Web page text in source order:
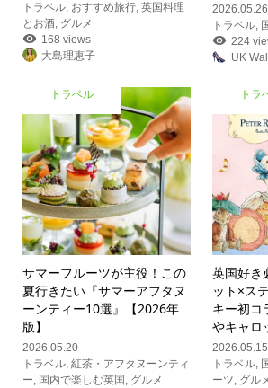
トラベル, おすすめ旅行, 英国料理
とお酒, グルメ
168 views
大島理恵子
2026.05.26
トラベル,
224
UK
トラベル
サマーフルーツが主役！この
夏行きたい『サマーアフタヌ
ーンティー10選』【2026年
版】
2026.05.20
トラベル, 紅茶・アフタヌーンティ
ー, 国内で楽しむ英国 , グルメ
トラ
英国好き
ット×ス
キー初コ
やキャロ
2026.05.15
トラベル,
ーツ, グル